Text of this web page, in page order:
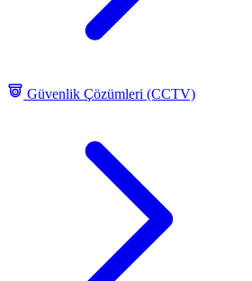
Güvenlik Çözümleri (CCTV)